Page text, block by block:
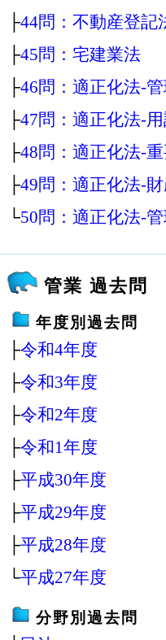
├44問：不動産登記
├45問：宅建業法
├46問：適正化法‐
├47問：適正化法‐
├48問：適正化法‐
├49問：適正化法‐
└50問：適正化法‐
管業 過去問
年度別過去問
├令和4年度
├令和3年度
├令和2年度
├令和1年度
├平成30年度
├平成29年度
├平成28年度
└平成27年度
分野別過去問